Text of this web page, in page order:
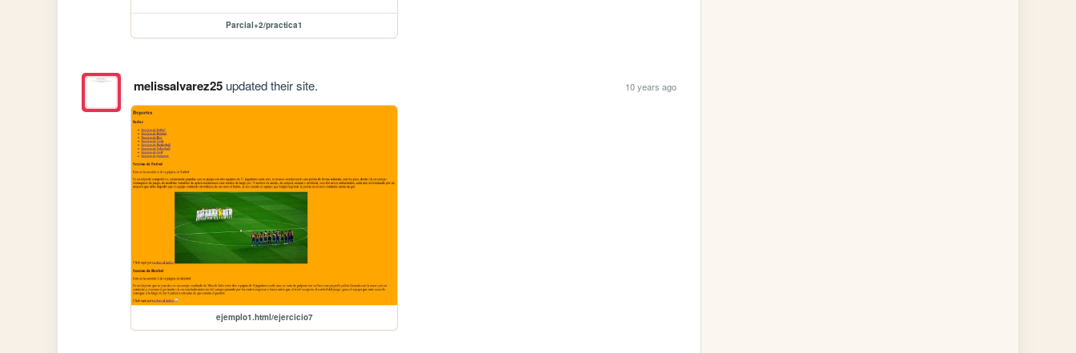
Parcial+2/practica1
melissalvarez25updated their site. 10 years ago
ejemplo1.html/ejercicio7